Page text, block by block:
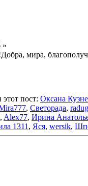
»
мира,
пост: Оксана
, Светорада,
, Alex77, Ирина
1311 , Яся, wersik,